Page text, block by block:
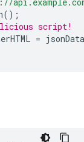
();
script!
= jsonData